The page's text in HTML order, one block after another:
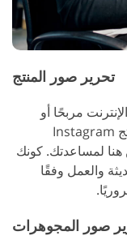
تحرير صور المنتج
مربحًا أو
ترغب فقط في تنويع محفظتك أو صفحة منتج Instagram
هنا لمساعدتك. كونك
والعمل وفقًا
صور المجوهرات